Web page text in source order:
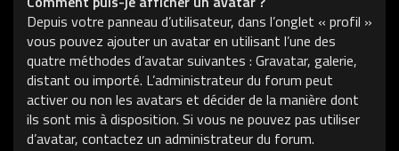
Depuis votre panneau d’utilisateur, dans l’onglet « profil »
vous pouvez ajouter un avatar en utilisant l’une des
quatre méthodes d’avatar suivantes : Gravatar, galerie,
distant ou importé. L’administrateur du forum peut
activer ou non les avatars et décider de la manière dont
ils sont mis à disposition. Si vous ne pouvez pas utiliser
d’avatar, contactez un administrateur du forum.